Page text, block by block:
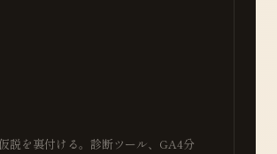
説を裏付ける。診断ツール、GA4分